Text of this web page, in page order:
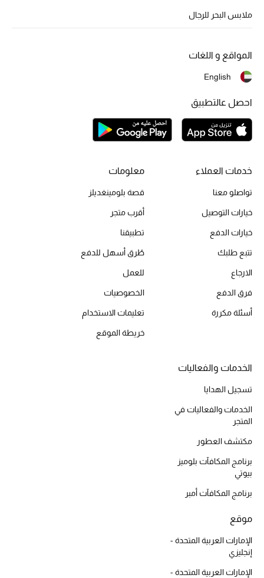
الحب للمحلي
تشكيلة الأعراس
حقائب وأحذية متطابقة
هدايا للنساء
جميع الأحذية النسائية
جميع الحقائب النسائية
موضة نسائية
الموسم الجديد
الحقائب النسائية
دليل ملتزمات الحقائب
حقائب رجالية
حقائب الأطفال
أبرز المصممين
ملابس البحر للرجال
خدمات العملاء
تواصلو معنا
خيارات التوصيل
خيارات الدفع
تتبع طلبك
الارجاع
فرق الدفع
أسئلة مكررة
معلومات
قصة بلومينغديلز
أقرب متجر
تطبيقنا
طُرق أسهل للدفع
للعمل
الخصوصيات
تعليمات الاستخدام
خريطة الموقع
الخدمات والفعاليات
تسجيل الهدايا
الخدمات والفعاليات في
المتجر
مكتشف العطور
برنامج المكافآت بلوميز
بيوتي
برنامج المكافآت أمبر
موقع
الإمارات العربية المتحدة -
إنجليزي
الإمارات العربية المتحدة -
المواقع و اللغات
English
احصل عالتطبيق